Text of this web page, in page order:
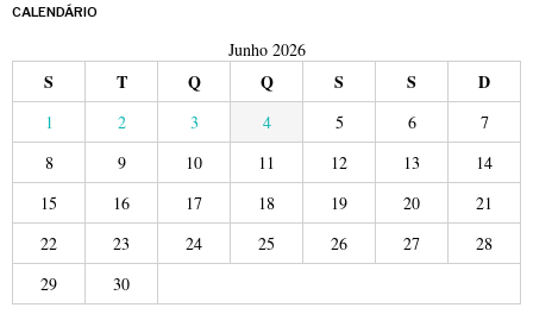
CALENDÁRIO
Junho 2026
S T Q Q S S D
1 2 3 4 5 6
7
8
9 10 11 12 13
14
15
16 17 18 19 20
21
22
23 24 25 26 27
28
29
30